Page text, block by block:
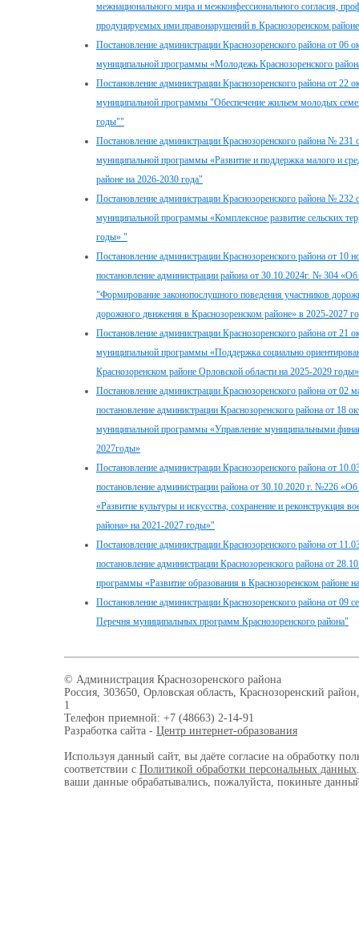
межнационального мира и межконфессионального согласия,
продуцируемых ими правонарушений в Краснозоренском
Постановление администрации Краснозоренского района от
муниципальной программы «Молодежь Краснозоренского
Постановление администрации Краснозоренского района от
муниципальной программы "Обеспечение жильем молодых
годы""
Постановление администрации Краснозоренского района №
муниципальной программы «Развитие и поддержка малого и
районе на 2026-2030 года"
Постановление администрации Краснозоренского района №
муниципальной программы «Комплексное развитие сельских
годы» "
Постановление администрации Краснозоренского района от
постановление администрации района от 30.10.2024г. № 304
"Формирование законопослушного поведения участников
дорожного движения в Краснозоренском районе» в 2025-2027
Постановление администрации Краснозоренского района от
муниципальной программы «Поддержка социально
Краснозоренском районе Орловской области на 2025-2029
Постановление администрации Краснозоренского района от
постановление администрации Краснозоренского района от 18
муниципальной программы «Управление муниципальными
2027годы»
Постановление администрации Краснозоренского района от
постановление администрации района от 30.10.2020 г. №226
«Развитие культуры и искусства, сохранение и реконструкция
района» на 2021-2027 годы»"
Постановление администрации Краснозоренского района от
постановление администрации Краснозоренского района от
программы «Развитие образования в Краснозоренском районе
Постановление администрации Краснозоренского района от
Перечня муниципальных программ Краснозоренского района"
© Администрация Краснозоренского района
Россия, 303650, Орловская область, Краснозоренский
1
Телефон приемной: +7 (48663) 2-14-91
Разработка сайта - Центр интернет-образования
Используя данный сайт, вы даёте согласие на обработку
соответствии с Политикой обработки персональных данных
ваши данные обрабатывались, пожалуйста, покиньте